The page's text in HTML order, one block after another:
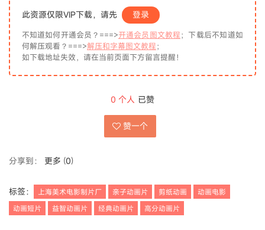
此资源仅限VIP下载，请先 登录
不知道如何开通会员？===>开通会员图文教程；下载后不知道如
何解压观看？===>解压和字幕图文教程；
如下载地址失效，请在当前页面下方留言提醒！
0 个人 已赞
赞一个
分享到： 更多 (0)
标签： 上海美术电影制片厂 亲子动画片 剪纸动画
动画电影
动画短片
益智动画片 经典动画片 高分动画片